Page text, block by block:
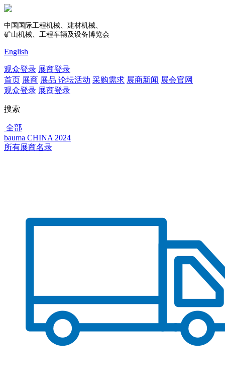
中国国际工程机械、建材机械、
矿山机械、工程车辆及设备博览会
English
观众登录 展商登录
首页 展商 展品 论坛活动 采购需求 展商新闻 展会官网
观众登录 展商登录
搜索
全部
bauma CHINA 2024
所有展商名录